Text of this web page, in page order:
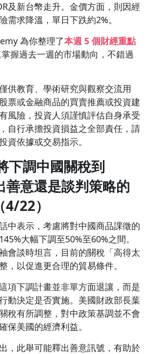
及新台幣走升。金價方面，則因經
需求降溫，單日下跌約2%。
為你整理了本週 5 個財經重點
掌握過去一週的市場動向，不錯過
供教育、學術研究與觀察交流用
票或金融商品的買賣推薦或投資建
風險，投資人須謹慎評估自身承受
自行承擔投資損益之全部責任，請
資依據或交易指示。
下調中國關稅到
善意還是談判策略的
22）
中表示，考慮將對中國商品課徵的
大幅下調至50%至60%之間。
會談時坦言，目前的關稅「高得太
，以促進更合理的貿易條件。
項下調計畫並非單方面退讓，而是
動決定是否實施。美國財政部長葉
稅有所調整，對中政策基調並不會
保美國的經濟利益。
，此舉可能釋出善意訊號，有助於